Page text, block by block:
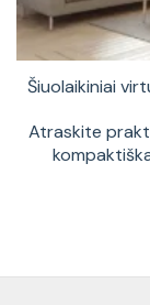
Šiuolaikiniai
Atraskite